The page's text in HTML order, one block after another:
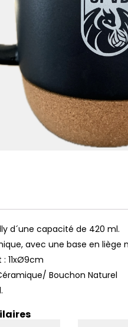
d´une capacité de 420 ml.
avec une base en
11xØ9cm
Bouchon Naturel